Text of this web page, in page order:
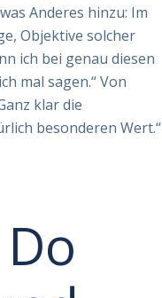
Anderes hinzu: Im
Objektive solcher
ich bei genau diesen
mal sagen.“ Von
klar die
besonderen Wert.“